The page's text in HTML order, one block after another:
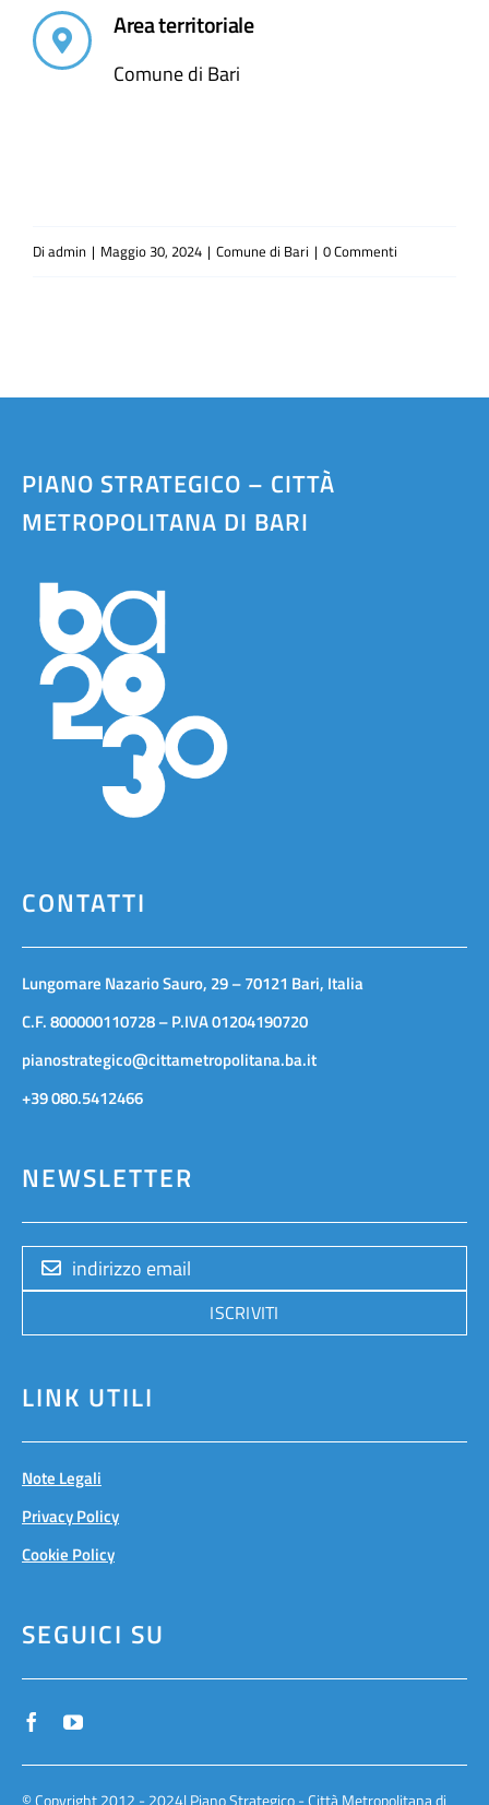
Area territoriale
Comune di Bari
Di admin | Maggio 30, 2024 | Comune di Bari | 0 Commenti
PIANO STRATEGICO – CITTÀ
METROPOLITANA DI BARI
CONTATTI
Lungomare Nazario Sauro, 29 – 70121 Bari, Italia
C.F. 800000110728 – P.IVA 01204190720
pianostrategico@cittametropolitana.ba.it
+39 080.5412466
NEWSLETTER
ISCRIVITI
LINK UTILI
Note Legali
Privacy Policy
Cookie Policy
SEGUICI SU
© Copyright 2012 - 2024| Piano Strategico - Città Metropolitana di